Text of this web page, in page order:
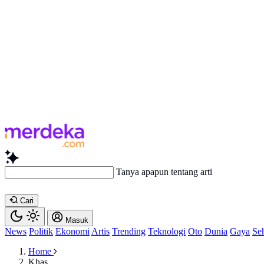
Bac
Cari
Masuk
News Politik Ekonomi Artis Trending Teknologi Oto Dunia Gaya
Home
Khas